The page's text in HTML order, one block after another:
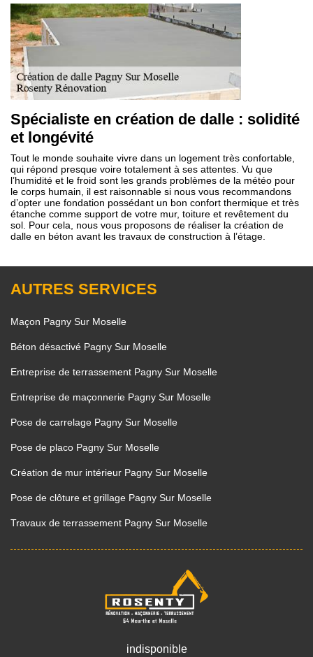
Spécialiste en création de dalle : solidité
et longévité
Tout le monde souhaite vivre dans un logement très confortable,
qui répond presque voire totalement à ses attentes. Vu que
l’humidité et le froid sont les grands problèmes de la météo pour
le corps humain, il est raisonnable si nous vous recommandons
d’opter une fondation possédant un bon confort thermique et très
étanche comme support de votre mur, toiture et revêtement du
sol. Pour cela, nous vous proposons de réaliser la création de
dalle en béton avant les travaux de construction à l’étage.
AUTRES SERVICES
Maçon Pagny Sur Moselle
Béton désactivé Pagny Sur Moselle
Entreprise de terrassement Pagny Sur Moselle
Entreprise de maçonnerie Pagny Sur Moselle
Pose de carrelage Pagny Sur Moselle
Pose de placo Pagny Sur Moselle
Création de mur intérieur Pagny Sur Moselle
Pose de clôture et grillage Pagny Sur Moselle
Travaux de terrassement Pagny Sur Moselle
indisponible